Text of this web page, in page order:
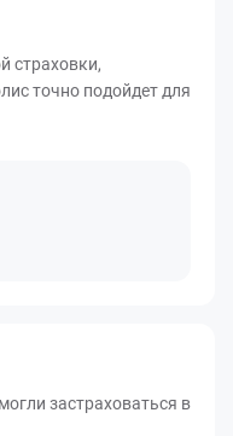
страховки,
точно подойдет для
застраховаться в